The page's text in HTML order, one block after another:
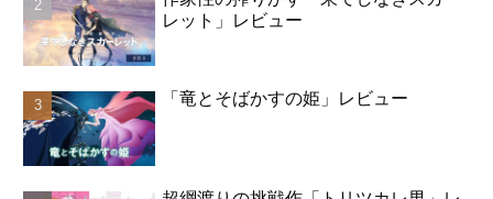
レット」レビュー
「竜とそばかすの姫」レビュー